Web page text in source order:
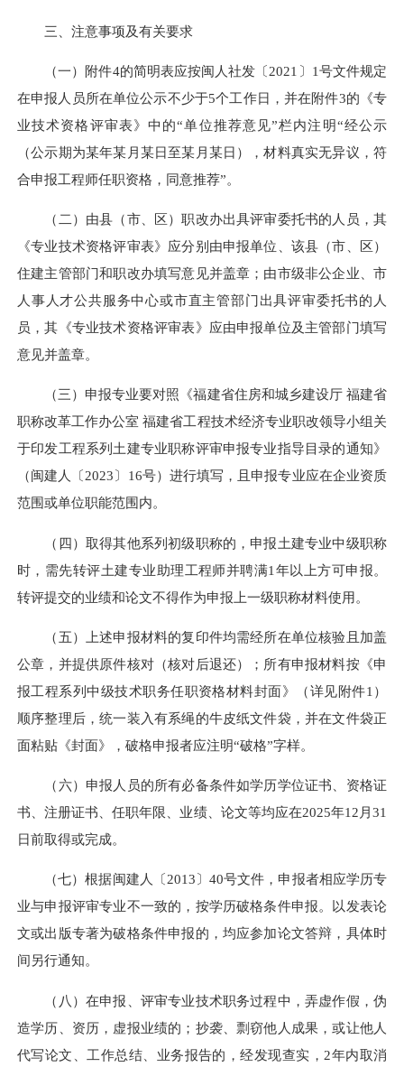
三、注意事项及有关要求
（一）附件4的简明表应按闽人社发〔2021〕1号文件规定
在申报人员所在单位公示不少于5个工作日，并在附件3的《专
业技术资格评审表》中的“单位推荐意见”栏内注明“经公示
（公示期为某年某月某日至某月某日），材料真实无异议，符
合申报工程师任职资格，同意推荐”。
（二）由县（市、区）职改办出具评审委托书的人员，其
《专业技术资格评审表》应分别由申报单位、该县（市、区）
住建主管部门和职改办填写意见并盖章；由市级非公企业、市
人事人才公共服务中心或市直主管部门出具评审委托书的人
员，其《专业技术资格评审表》应由申报单位及主管部门填写
意见并盖章。
（三）申报专业要对照《福建省住房和城乡建设厅 福建省
职称改革工作办公室 福建省工程技术经济专业职改领导小组关
于印发工程系列土建专业职称评审申报专业指导目录的通知》
（闽建人〔2023〕16号）进行填写 ，且 申报专业应在企业资质
范围或单位职能范围内。
（四）取得其他系列初级职称的，申报土建专业中级职称
时，需先转评土建专业助理工程师并聘满1年以上方可申报。
转评提交的业绩和论文不得作为申报上一级职称材料使用。
（五）上述申报材料的复印件均需经所在单位核验且加盖
公章，并提供原件核对（核对后退还）；所有申报材料按《申
报工程系列中级技术职务任职资格材料封面》（详见附件1）
顺序整理后，统一装入有系绳的牛皮纸文件袋，并在文件袋正
面粘贴《封面》，破格申报者应注明“破格”字样。
（六）申报人员的所有必备条件如学历学位证书、资格证
书、注册证书、任职年限、业绩、论文等均应在2025年12月31
日前取得或完成。
（七）根据闽建人〔2013〕40号文件，申报者相应学历专
业与申报评审专业不一致的，按学历破格条件申报。以发表论
文或出版专著为破格条件申报的，均应参加论文答辩，具体时
间另行通知。
（八）在申报、评审专业技术职务过程中，弄虚作假，伪
造学历、资历，虚报业绩的；抄袭、剽窃他人成果，或让他人
代写论文、工作总结、业务报告的，经发现查实，2年内取消